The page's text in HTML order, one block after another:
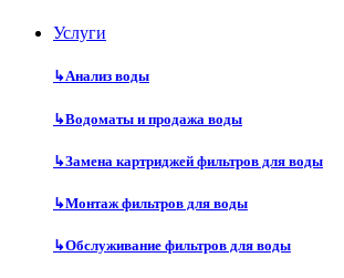
Услуги
↳Анализ воды
↳Водоматы и продажа воды
↳Замена картриджей фильтров для воды
↳Монтаж фильтров для воды
↳Обслуживание фильтров для воды